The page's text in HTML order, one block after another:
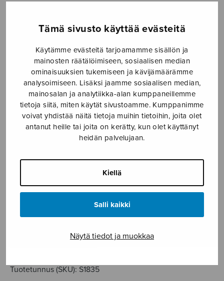
Tämä sivusto käyttää evästeitä
Käytämme evästeitä tarjoamamme sisällön ja
mainosten räätälöimiseen, sosiaalisen median
ominaisuuksien tukemiseen ja kävijämäärämme
analysoimiseen. Lisäksi jaamme sosiaalisen median,
mainosalan ja analytiikka-alan kumppaneillemme
tietoja siitä, miten käytät sivustoamme. Kumppanimme
voivat yhdistää näitä tietoja muihin tietoihin, joita olet
antanut heille tai joita on kerätty, kun olet käyttänyt
heidän palvelujaan.
Kiellä
Salli kaikki
Näytä tiedot ja muokkaa
Kehtolaulu
Kehtolaulu
Jalava Lasse
4,30€
LISÄÄ OSTOSKORIIN
Tuotetunnus (SKU): S1835